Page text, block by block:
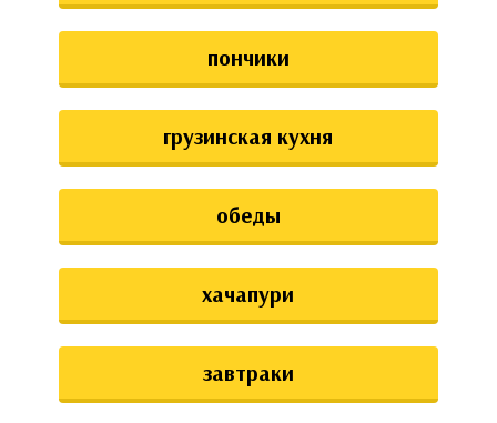
пончики
грузинская кухня
обеды
хачапури
завтраки